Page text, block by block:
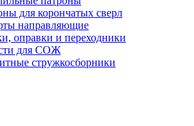
для корончатых сверл
направляющие
оправки и переходники
для СОЖ
стружкосборники